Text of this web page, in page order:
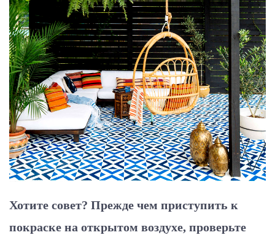
Хотите совет? Прежде чем приступить к
покраске на открытом воздухе, проверьте